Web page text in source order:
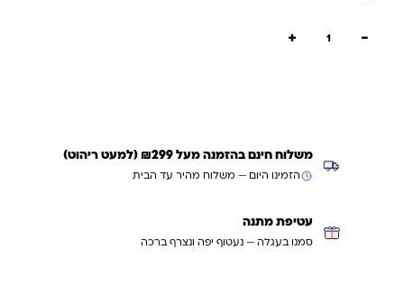
−
+
משלוח חינם בהזמנה מעל ₪299 (למעט ריהוט)
הזמינו היום — משלוח מהיר עד הבית
עטיפת מתנה
סמנו בעגלה — נעטוף יפה ונצרף ברכה